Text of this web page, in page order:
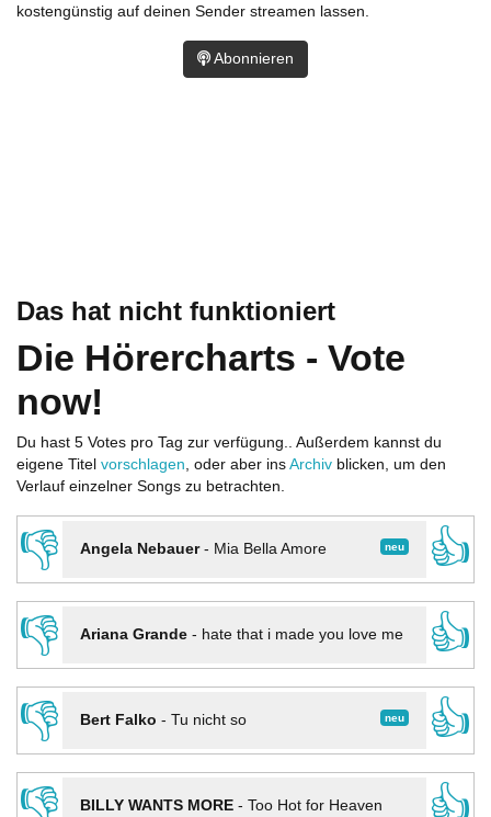
Das hat nicht funktioniert
Die Hörercharts - Vote
now!
Du hast 5 Votes pro Tag zur verfügung.. Außerdem kannst du
eigene Titel vorschlagen, oder aber ins Archiv blicken, um den
Verlauf einzelner Songs zu betrachten.
👎 neu
Angela Nebauer- Mia Bella Amore
👍
👎
Ariana Grande- hate that i made you love me
👍
👎
neu
Bert Falko - Tu nicht so
👍
👎
BILLY WANTS MORE- Too Hot for Heaven
👍
kostengünstig auf deinen Sender streamen lassen.
Abonnieren